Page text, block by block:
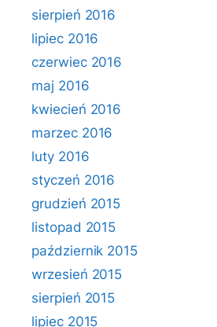
sierpień 2016
lipiec 2016
czerwiec 2016
maj 2016
kwiecień 2016
marzec 2016
luty 2016
styczeń 2016
grudzień 2015
listopad 2015
październik 2015
wrzesień 2015
sierpień 2015
lipiec 2015